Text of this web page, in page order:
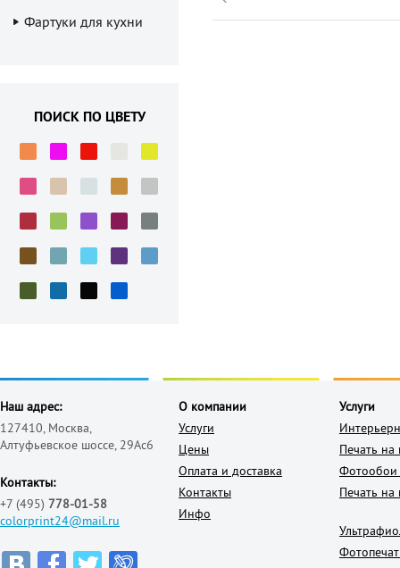
Фартуки для кухни
ПОИСК ПО ЦВЕТУ
Наш адрес:
127410, Москва,
Алтуфьевское шоссе, 29Ас6
Контакты:
+7 (495) 778-01-58
colorprint24@mail.ru
О компании
Услуги
Цены
Оплата и доставка
Контакты
Инфо
Услуги
Печать на
Фотообои
Печать на